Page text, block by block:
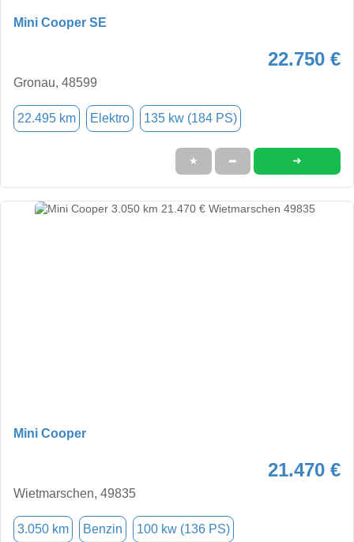
Mini Cooper SE
22.750 €
Gronau, 48599
22.495 km Elektro 135 kw (184 PS)
★ ➦ ➜
Mini Cooper
21.470 €
Wietmarschen, 49835
3.050 km Benzin 100 kw (136 PS)